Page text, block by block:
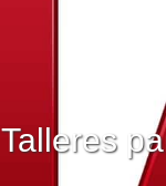
Talleres